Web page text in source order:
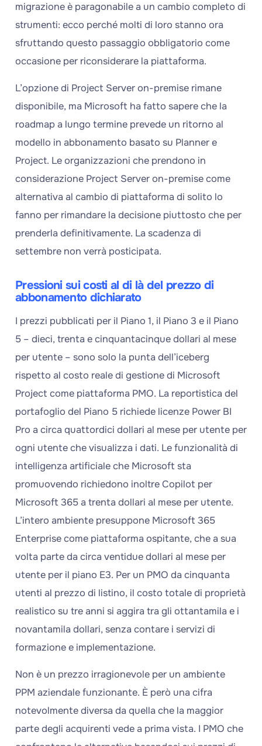
migrazione è paragonabile a un cambio completo di
strumenti: ecco perché molti di loro stanno ora
sfruttando questo passaggio obbligatorio come
occasione per riconsiderare la piattaforma.
L’opzione di Project Server on-premise rimane
disponibile, ma Microsoft ha fatto sapere che la
roadmap a lungo termine prevede un ritorno al
modello in abbonamento basato su Planner e
Project. Le organizzazioni che prendono in
considerazione Project Server on-premise come
alternativa al cambio di piattaforma di solito lo
fanno per rimandare la decisione piuttosto che per
prenderla definitivamente. La scadenza di
settembre non verrà posticipata.
Pressioni sui costi al di là del prezzo di
abbonamento dichiarato
I prezzi pubblicati per il Piano 1, il Piano 3 e il Piano
5 – dieci, trenta e cinquantacinque dollari al mese
per utente – sono solo la punta dell’iceberg
rispetto al costo reale di gestione di Microsoft
Project come piattaforma PMO. La reportistica del
portafoglio del Piano 5 richiede licenze Power BI
Pro a circa quattordici dollari al mese per utente per
ogni utente che visualizza i dati. Le funzionalità di
intelligenza artificiale che Microsoft sta
promuovendo richiedono inoltre Copilot per
Microsoft 365 a trenta dollari al mese per utente.
L’intero ambiente presuppone Microsoft 365
Enterprise come piattaforma ospitante, che a sua
volta parte da circa ventidue dollari al mese per
utente per il piano E3. Per un PMO da cinquanta
utenti al prezzo di listino, il costo totale di proprietà
realistico su tre anni si aggira tra gli ottantamila e i
novantamila dollari, senza contare i servizi di
formazione e implementazione.
Non è un prezzo irragionevole per un ambiente
PPM aziendale funzionante. È però una cifra
notevolmente diversa da quella che la maggior
parte degli acquirenti vede a prima vista. I PMO che